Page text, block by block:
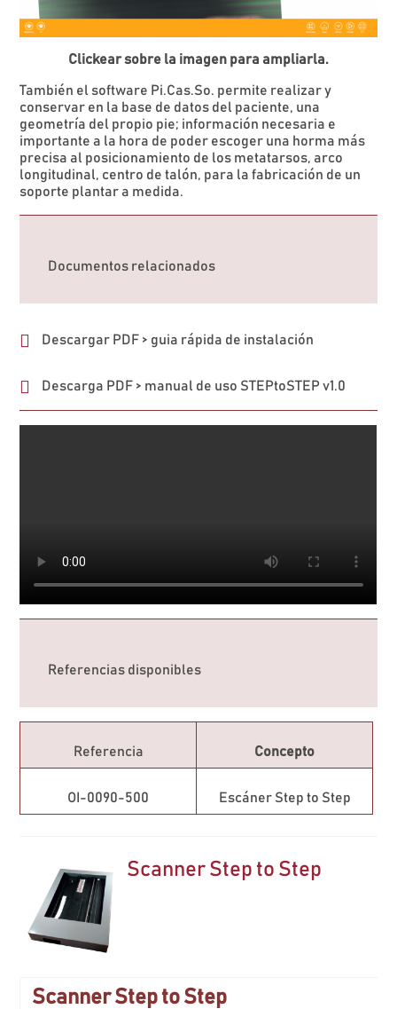
Clickear sobre la imagen para ampliarla.
También el software Pi.Cas.So. permite realizar y
conservar en la base de datos del paciente, una
geometría del propio pie; información necesaria e
importante a la hora de poder escoger una horma más
precisa al posicionamiento de los metatarsos, arco
longitudinal, centro de talón, para la fabricación de un
soporte plantar a medida.
Documentos relacionados
Descargar PDF > guia rápida de instalación
Descarga PDF > manual de uso STEPtoSTEP v1.0
Referencias disponibles
Referencia Concepto
OI-0090-500 Escáner Step to Step
Scanner Step to Step
Scanner Step to Step